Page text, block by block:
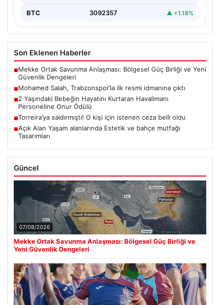
BTC 3092357 ▲ +1.18%
Son Eklenen Haberler
■Mekke Ortak Savunma Anlaşması: Bölgesel Güç Birliği ve Yeni
Güvenlik Dengeleri
■Mohamed Salah, Trabzonspor’la ilk resmi idmanına çıktı
■2 Yaşındaki Bebeğin Hayatını Kurtaran Havalimanı
Personeline Onur Ödülü
■Torreira’ya saldırmıştı! O kişi için istenen ceza belli oldu
■Açık Alan Yaşam alanlarında Estetik ve bahçe mutfağı
Tasarımları
Güncel
07/08/2026
Mekke Ortak Savunma Anlaşması: Bölgesel Güç Birliği ve
Yeni Güvenlik Dengeleri